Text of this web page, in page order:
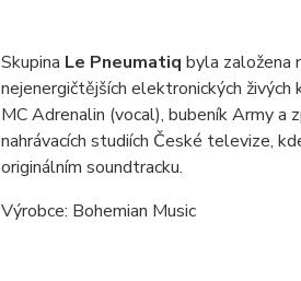
Skupina Le Pneumatiq byla založena
nejenergičtějších elektronických
MC Adrenalin (vocal), bubeník Army
nahrávacích studiích České televize,
originálním soundtracku.
Výrobce: Bohemian Music